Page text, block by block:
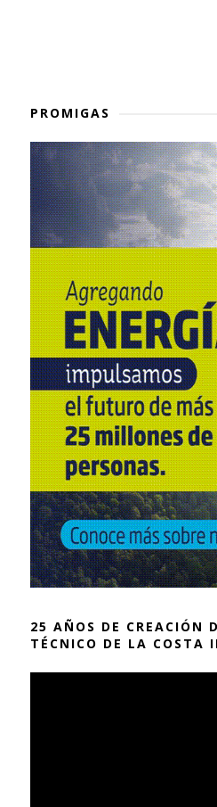
PROMIGAS
25 AÑOS DE CREACIÓN
TÉCNICO DE LA COSTA